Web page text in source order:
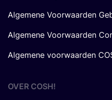
Algemene Voorwaarden
Algemene Voorwaarden
Algemene voorwaarden
OVER COSH!